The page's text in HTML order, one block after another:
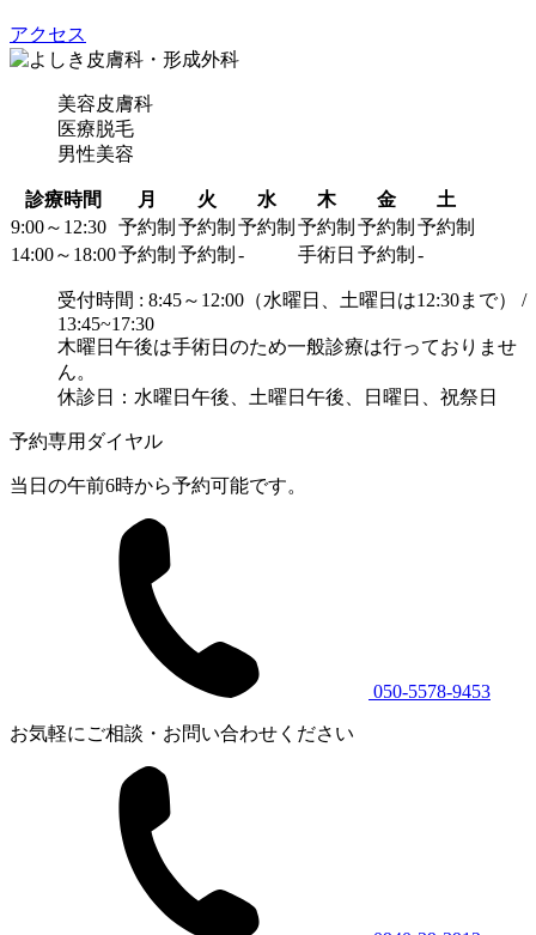
アクセス
美容皮膚科
医療脱毛
男性美容
診療時間 月 火 水 木 金
土
9:00～12:30 予約制 予約制 予約制 予約制 予約制 予約制
14:00～18:00予約制 予約制 - 手術日 予約制 -
受付時間 : 8:45～12:00（水曜日、土曜日は12:30まで） /
13:45~17:30
木曜日午後は手術日のため一般診療は行っておりませ
ん。
休診日：水曜日午後、土曜日午後、日曜日、祝祭日
予約専用ダイヤル
当日の午前6時から予約可能です。
050-5578-9453
お気軽にご相談・お問い合わせください